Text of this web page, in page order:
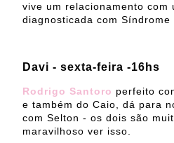
vive um relacionamento com
diagnosticada com Síndrome
Davi - sexta-feira -16hs
Rodrigo Santoro perfeito
e também do Caio, dá para
com Selton - os dois são
maravilhoso ver isso.